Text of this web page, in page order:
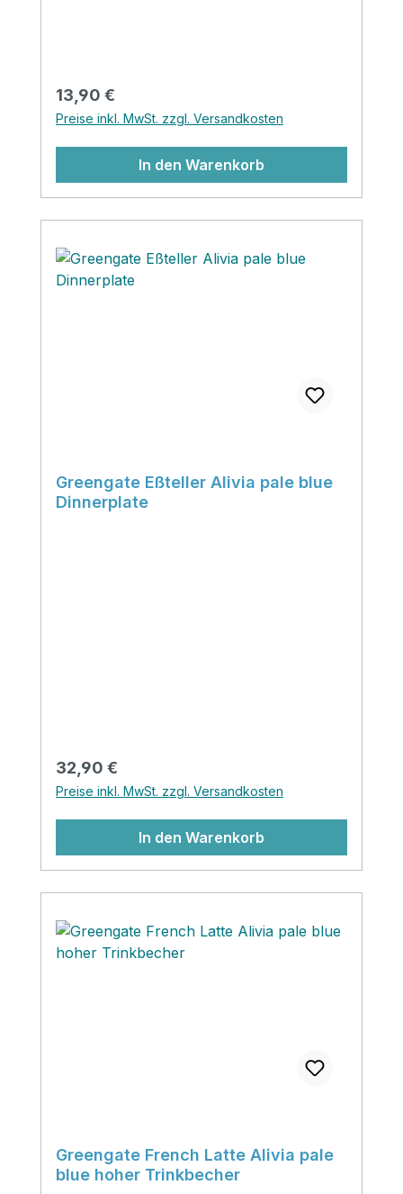
Regulärer Preis:
13,90 €
Preise inkl. MwSt. zzgl. Versandkosten
In den Warenkorb
Greengate Eßteller Alivia pale blue
Dinnerplate
Regulärer Preis:
32,90 €
Preise inkl. MwSt. zzgl. Versandkosten
In den Warenkorb
Greengate French Latte Alivia pale
blue hoher Trinkbecher